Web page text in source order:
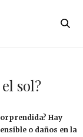
sol?
Hay
o daños en la